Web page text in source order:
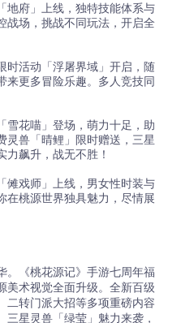
地府」上线，独特技能体系与
战场，挑战不同玩法，开启全
时活动「浮屠界域」开启，随
来更多冒险乐趣。多人竞技同
雪花喵」登场，萌力十足，助
灵兽「晴鲤」限时赠送，三星
力飙升，战无不胜！
傩戏师」上线，男女性时装与
在桃源世界独具魅力，尽情展
。《桃花源记》手游七周年福
美术视觉全面升级。全新百级
二转门派大招等多项重磅内容
三星灵兽「绿莹」魅力来袭，